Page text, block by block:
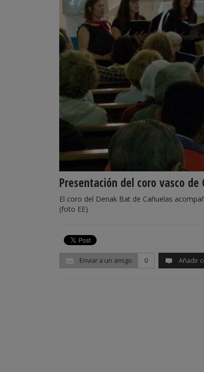
Presentación del coro vasco de
El coro del Denak Bat de Cañuelas
(foto EE)
Enviar a un amigo 0 Añadir